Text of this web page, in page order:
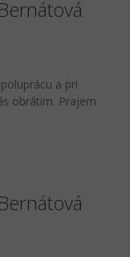
a pri
obrátim. Prajem